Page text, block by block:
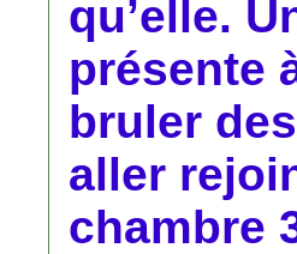
qu’elle.
présente
bruler
aller
chambre